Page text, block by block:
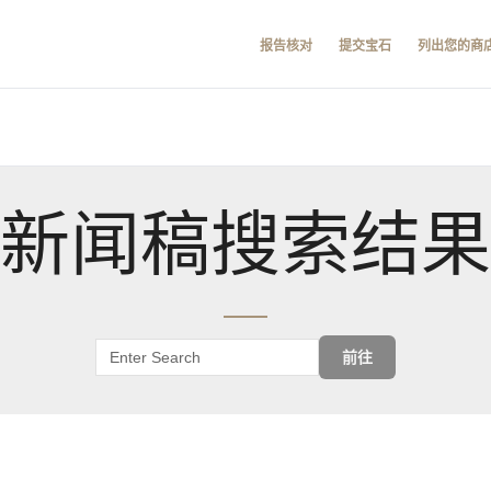
报告核对 提交宝石 列出您的商
新闻稿搜索结果
前往